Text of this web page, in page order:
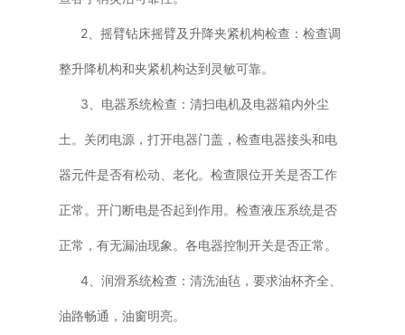
2、摇臂钻床摇臂及升降夹紧机构检查：检查调
整升降机构和夹紧机构达到灵敏可靠。
3、电器系统检查：清扫电机及电器箱内外尘
土。关闭电源，打开电器门盖，检查电器接头和电
器元件是否有松动、老化。检查限位开关是否工作
正常。开门断电是否起到作用。检查液压系统是否
正常，有无漏油现象。各电器控制开关是否正常。
4、润滑系统检查：清洗油毡，要求油杯齐全、
油路畅通，油窗明亮。